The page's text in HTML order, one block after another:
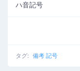
ハ音記号
タグ: 備考 記号